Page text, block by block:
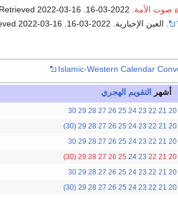
صوت الأمة. 2022-03-16
. Retrieved
2022-03-16
. العين الإخبارية. 2022-03-16 2022-03-16
Islamic-Western Calendar
أشهر التقويم الهجري
20
21
22
23
24
25
26
27
28
29
30
20
21
22
23
24
25
26
27
28
29
(30)
20
21
22
23
24
25
26
27
28
29
30
20
21
22
23
24
25
26
27
28
29
(30)
20
21
22
23
24
25
26
27
28
29
30
20
21
22
23
24
25
26
27
28
29
(30)